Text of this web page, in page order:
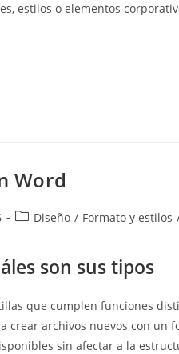
estilos o elementos
Word
Categoría
entrada:
Diseño / Formato y estilos
son sus tipos
que cumplen funciones
crear archivos nuevos con
sin afectar a la